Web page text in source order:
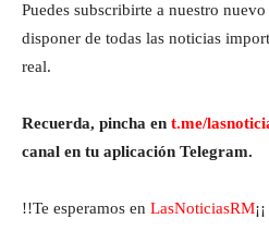
Puedes subscribirte a nuestro
disponer de todas las noticias
real.
Recuerda, pincha en t.me/
canal en tu aplicación Telegram.
!!Te esperamos en LasNoticiasRM¡¡